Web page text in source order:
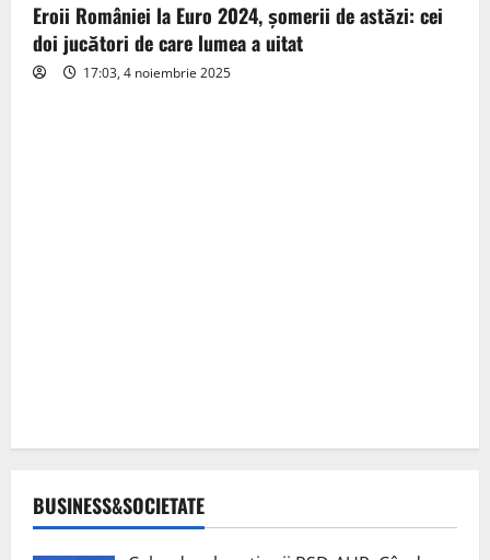
Eroii României la Euro 2024, șomerii de astăzi: cei
doi jucători de care lumea a uitat
17:03, 4 noiembrie 2025
BUSINESS&SOCIETATE